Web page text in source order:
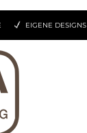
EIGENE DESIGNS